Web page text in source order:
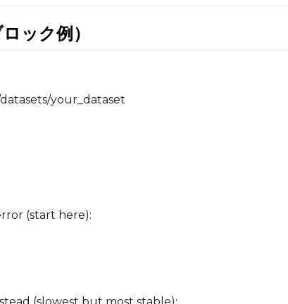
ック例）
your_dataset
(start here):
(slowest but most stable):